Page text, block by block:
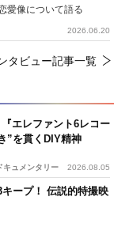
エレファント6レコー
”を貫くDIY精神
キュメンタリー 2026.08.05
ープ！ 伝説的特撮映
愛像について語る
2026.06.20
タビュー記事一覧